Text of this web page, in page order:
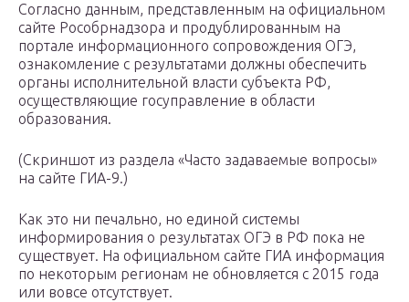
Согласно данным, представленным на официальном
сайте Рособрнадзора и продублированным на
портале информационного сопровождения ОГЭ,
ознакомление с результатами должны обеспечить
органы исполнительной власти субъекта РФ,
осуществляющие госуправление в области
образования.
(Скриншот из раздела «Часто задаваемые вопросы»
на сайте ГИА-9.)
Как это ни печально, но единой системы
информирования о результатах ОГЭ в РФ пока не
существует. На официальном сайте ГИА информация
по некоторым регионам не обновляется с 2015 года
или вовсе отсутствует.